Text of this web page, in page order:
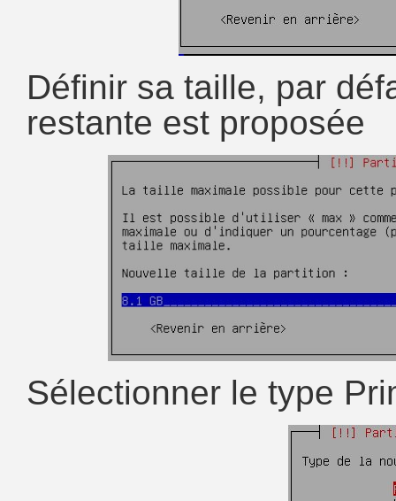
Définir sa taille, par
restante est proposée
Sélectionner le type